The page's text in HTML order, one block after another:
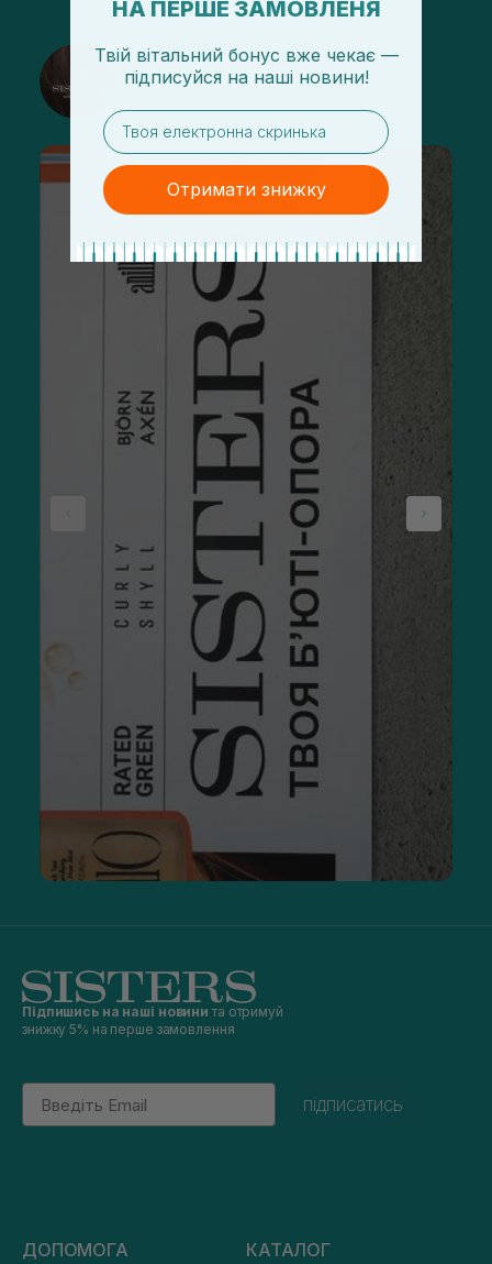
@sisters_stelmakh в Instagram
Підпишись на наші новини та отримуй
знижку 5% на перше замовлення
Email
підписатись
ДОПОМОГА КАТАЛОГ
НА ПЕРШЕ ЗАМОВЛЕНЯ
Твій вітальний бонус вже чекає —
підписуйся на наші новини!
email
Отримати знижку